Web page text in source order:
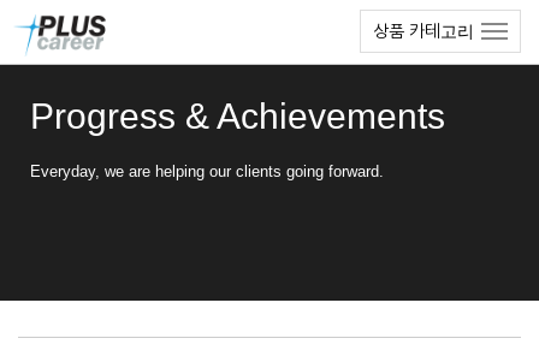
상품 카테고리
Progress & Achievements
Everyday, we are helping our clients going forward.